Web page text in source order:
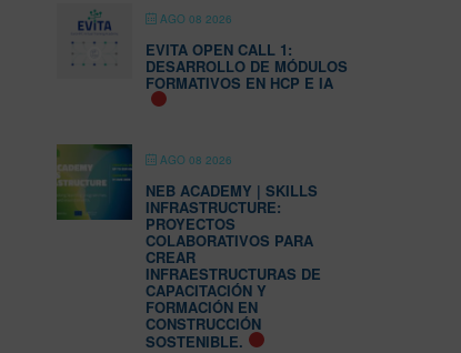
AGO 08 2026
EVITA OPEN CALL 1:
DESARROLLO DE MÓDULOS
FORMATIVOS EN HCP E IA
AGO 08 2026
NEB ACADEMY | SKILLS
INFRASTRUCTURE:
PROYECTOS
COLABORATIVOS PARA
CREAR
INFRAESTRUCTURAS DE
CAPACITACIÓN Y
FORMACIÓN EN
CONSTRUCCIÓN
SOSTENIBLE.